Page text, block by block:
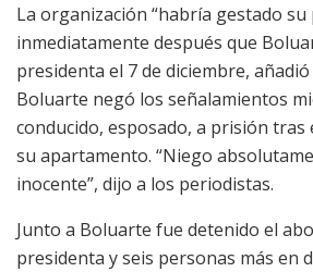
La organización “habría gestado
inmediatamente después que
presidenta el 7 de diciembre,
Boluarte negó los señalamientos
conducido, esposado, a prisión tras
su apartamento. “Niego
inocente”, dijo a los periodistas.
Junto a Boluarte fue detenido el
presidenta y seis personas más en